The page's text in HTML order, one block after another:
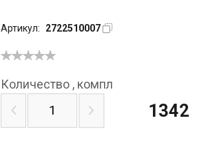
Артикул: 2722510007
Количество , компл
1342